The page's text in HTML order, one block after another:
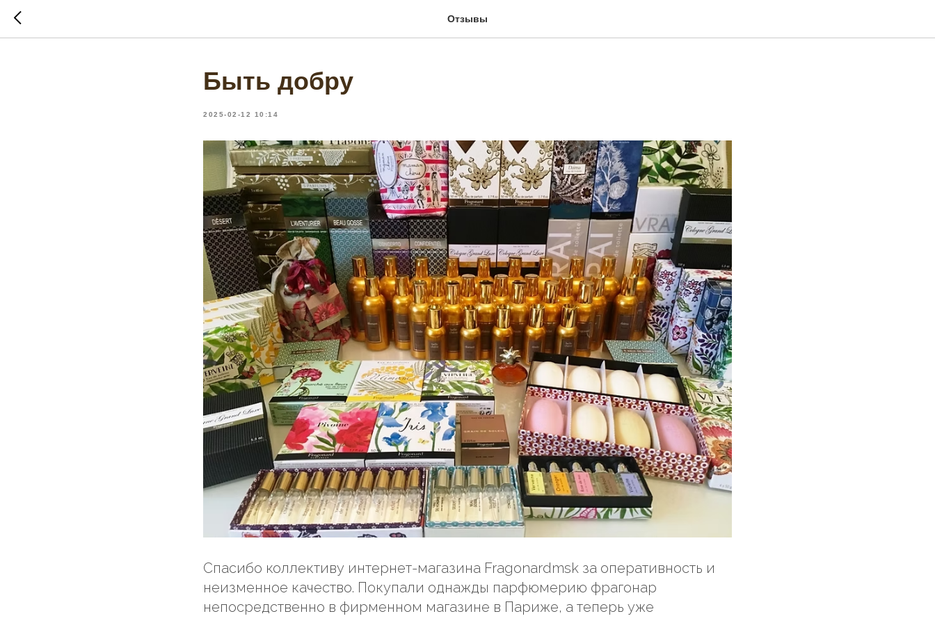
Отзывы
Быть добру
2025-02-12 10:14
Спасибо коллективу интернет-магазина Fragonardmsk за оперативность и
неизменное качество. Покупали однажды парфюмерию фрагонар
непосредственно в фирменном магазине в Париже, а теперь уже